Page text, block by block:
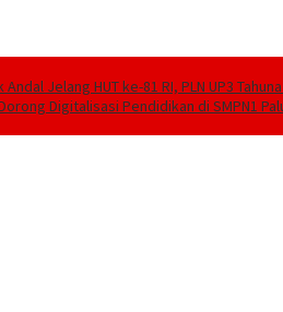
Andal Jelang HUT ke-81 RI, PLN UP3
Digitalisasi Pendidikan di SMPN1